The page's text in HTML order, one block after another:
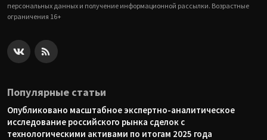
персональных данных и получение информационной рассылки. Возрастные
ограничения 16+
Популярные статьи
Опубликовано масштабное экспертно-аналитическое
исследование российского рынка сделок с
технологическими активами по итогам 2025 года